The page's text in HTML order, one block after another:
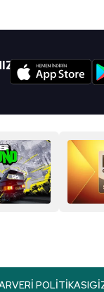
VERI POLITIKASI